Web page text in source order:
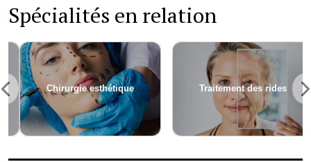
Spécialités en relation
Chirurgie esthétique Traitement des rides